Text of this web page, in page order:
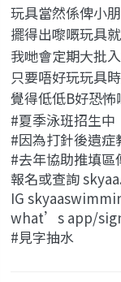
玩具當然係俾小
擺得出嚟嘅玩具
我哋會定期大批
只要唔好玩玩具
覺得低低B好恐
#夏季泳班招生中
#因為打針後遺症
#去年協助推填區
報名或查詢
IG
what’s app/
#見字抽水